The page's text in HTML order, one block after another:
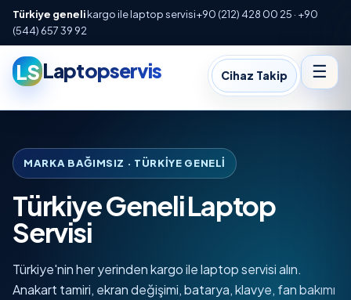
Türkiye genelikargo ile laptop servisi+90 (212) 428 00 25 · +90
(544) 657 39 92
LSLaptopservis Cihaz Takip ☰
MARKA BAĞIMSIZ · TÜRKIYE GENELI
Türkiye Geneli Laptop
Servisi
Türkiye'nin her yerinden kargo ile laptop servisi alın.
Anakart tamiri, ekran değişimi, batarya, klavye, fan bakımı